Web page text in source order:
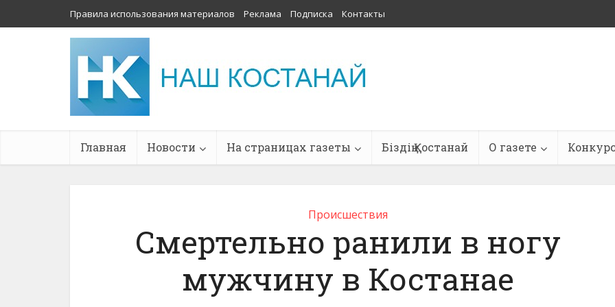
Правила использования материалов Реклама Подписка Контакты
Главная Новости На страницах газеты Біздің Қостанай О газете
Проиcшествия
Смертельно ранили в ногу
мужчину в Костанае